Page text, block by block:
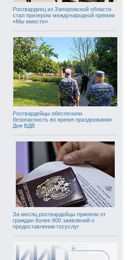
Росгвардеец из Запорожской области
стал призером международной премии
«Мы вместе»
Росгвардейцы обеспечили
безопасность во время празднования
Дня ВДВ
За месяц росгвардейцы приняли от
граждан более 800 заявлений о
предоставлении госуслуг